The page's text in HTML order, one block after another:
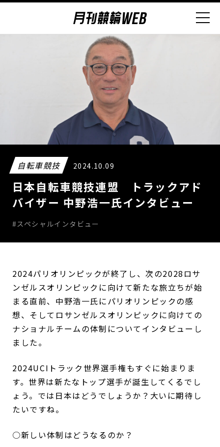
自転車競技 2024.10.09
日本自転車競技連盟 トラックアド
バイザー 中野浩一氏インタビュー
#スペシャルインタビュー
2024パリオリンピックが終了し、次の2028ロサ
ンゼルスオリンピックに向けて新たな旅立ちが始
まる直前、中野浩一氏にパリオリンピックの感
想、そしてロサンゼルスオリンピックに向けての
ナショナルチームの体制についてインタビューし
ました。
2024UCIトラック世界選手権もすぐに始まりま
す。世界は新たなトップ選手が誕生してくるでし
ょう。では日本はどうでしょうか？大いに期待し
たいですね。
○新しい体制はどうなるのか？